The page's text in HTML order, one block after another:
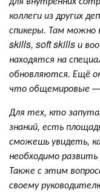
коллеги из других
спикеры. Там
skills, soft skills и
находятся на
обновляются. Ещё
что общемировые —
Для тех, кто
знаний, есть
сможешь увидеть,
необходимо
Также с этим
своему